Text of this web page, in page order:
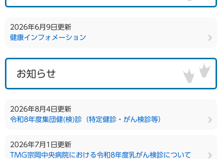
2026年6月9日更新
健康インフォメーション
お知らせ
2026年8月4日更新
令和8年度集団健(検)診（特定健診・がん検診等）
2026年7月1日更新
TMG宗岡中央病院における令和8年度乳がん検診について